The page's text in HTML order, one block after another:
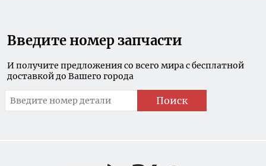
Введите номер запчасти
И получите предложения со всего мира с бесплатной
доставкой до Вашего города
Поиск